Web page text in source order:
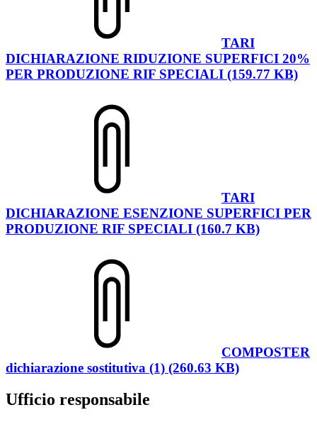
TARI
DICHIARAZIONE RIDUZIONE SUPERFICI 20%
PER PRODUZIONE RIF SPECIALI (159.77 KB)
TARI
DICHIARAZIONE ESENZIONE SUPERFICI PER
PRODUZIONE RIF SPECIALI (160.7 KB)
COMPOSTER
dichiarazione sostitutiva (1) (260.63 KB)
Ufficio responsabile